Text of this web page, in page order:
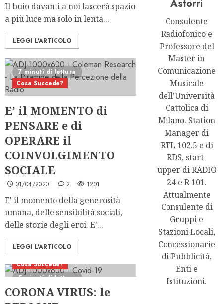
Il buio davanti a noi lascerà spazio
a più luce ma solo in lenta...
LEGGI L'ARTICOLO
7 minuti di lettura
Cosa Succede?
E’ il MOMENTO di
PENSARE e di
OPERARE il
COINVOLGIMENTO
SOCIALE
01/04/2020 2 1201
E' il momento della generosità
umana, delle sensibilità sociali,
delle storie degli eroi. E'...
LEGGI L'ARTICOLO
5 minuti di lettura
Cosa Succede?
CORONA VIRUS: le
Astorri
Consulente
Radiofonico e
Professore del
Master in
Comunicazione
Musicale
dell'Università
Cattolica di
Milano. Station
Manager di
RTL 102.5 e di
RDS, start-
upper di RADIO
24 e R 101.
Attualmente
Consulente di
Gruppi e
Stazioni Locali,
Concessionarie
di Pubblicità,
Enti e
Istituzioni.